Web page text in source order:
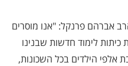
אברהם פרנקל: "אנו מוסרים
לימוד חדשות שבנינו
אלפי הילדים בכל השכונות,